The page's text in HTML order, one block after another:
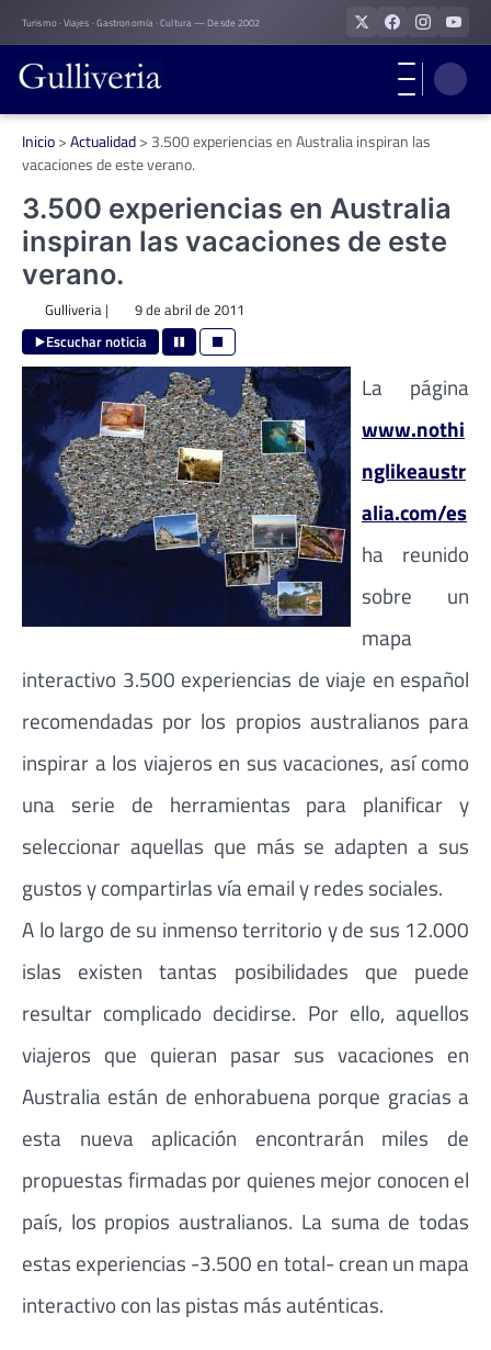
Skip
to
content
Turismo · Viajes · Gastronomía · Cultura — Desde 2002
Inicio>Actualidad> 3.500 experiencias en Australia inspiran las
vacaciones de este verano.
3.500 experiencias en Australia
inspiran las vacaciones de este
verano.
Gulliveria| 9 de abril de 2011
Escuchar noticia
La página
www.nothi
nglikeaustr
alia.com/es
ha reunido
sobre un
mapa
interactivo 3.500 experiencias de viaje en español
recomendadas por los propios australianos para
inspirar a los viajeros en sus vacaciones, así como
una serie de herramientas para planificar y
seleccionar aquellas que más se adapten a sus
gustos y compartirlas vía email y redes sociales.
A lo largo de su inmenso territorio y de sus 12.000
islas existen tantas posibilidades que puede
resultar complicado decidirse. Por ello, aquellos
viajeros que quieran pasar sus vacaciones en
Australia están de enhorabuena porque gracias a
esta nueva aplicación encontrarán miles de
propuestas firmadas por quienes mejor conocen el
país, los propios australianos. La suma de todas
estas experiencias -3.500 en total- crean un mapa
interactivo con las pistas más auténticas.